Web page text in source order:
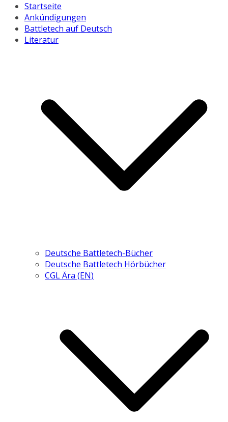
Startseite
Ankündigungen
Battletech auf Deutsch
Literatur
Deutsche Battletech-Bücher
Deutsche Battletech Hörbücher
CGL Ära (EN)